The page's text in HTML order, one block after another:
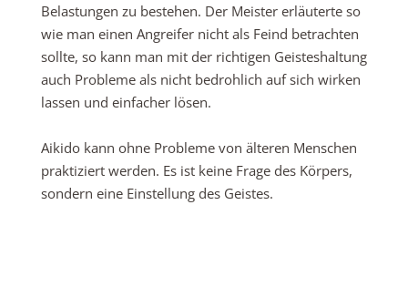
Belastungen zu bestehen. Der Meister erläuterte so
wie man einen Angreifer nicht als Feind betrachten
sollte, so kann man mit der richtigen Geisteshaltung
auch Probleme als nicht bedrohlich auf sich wirken
lassen und einfacher lösen.
Aikido kann ohne Probleme von älteren Menschen
praktiziert werden. Es ist keine Frage des Körpers,
sondern eine Einstellung des Geistes.